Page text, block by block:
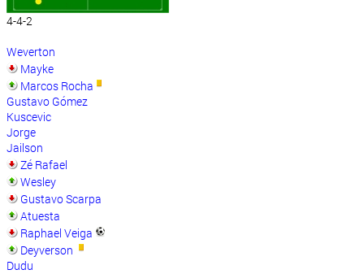
4-4-2
Weverton
Mayke
Marcos Rocha
Gustavo Gómez
Kuscevic
Jorge
Jailson
Zé Rafael
Wesley
Gustavo Scarpa
Atuesta
Raphael Veiga
Deyverson
Dudu